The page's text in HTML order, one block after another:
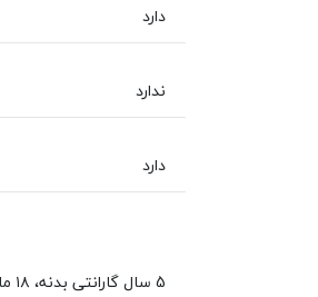
دارد
ندارد
دارد
5 سال گارانتی بدنه، ۱۸ ماه گارانتی تجهيزات جانبی و 10 سال خدمات پس از فروش شاینی